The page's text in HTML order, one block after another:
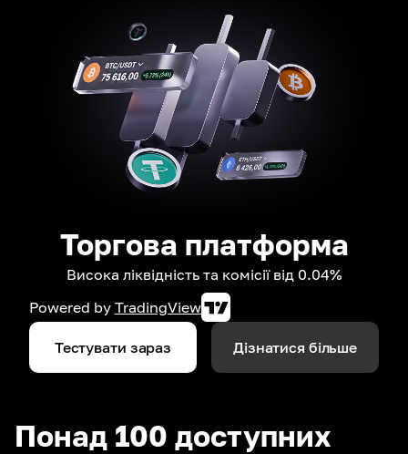
Торгова платформа
Висока ліквідність та комісії від 0.04%
Powered by TradingView
Тестувати зараз Дізнатися більше
Понад 100 доступних